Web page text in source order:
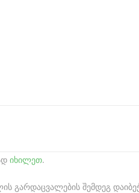
იხილეთ.
გარდაცვალების შემდეგ